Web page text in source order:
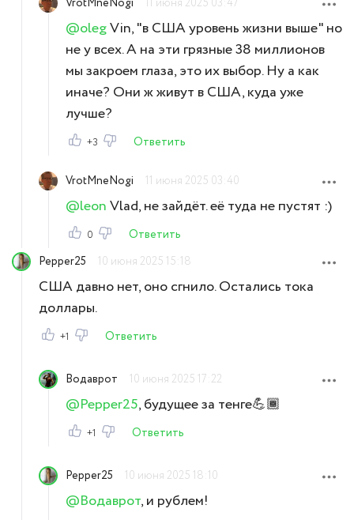
@olegVin, "в США уровень жизни выше" но
не у всех. А на эти грязные 38 миллионов
мы закроем глаза, это их выбор. Ну а как
иначе? Они ж живут в США, куда уже
лучше?
+3 Ответить
VrotMneNogi 11 июня 2025 03:40
@leonVlad, не зайдёт. её туда не пустят :)
0
Ответить
Pepper25
10 июня 2025 15:18
США давно нет, оно сгнило. Остались тока
доллары.
+1 Ответить
Водаврот 10 июня 2025 17:22
@Pepper25, будущее за тенге💪🏾
+1 Ответить
Pepper25 10 июня 2025 18:10
@Водаврот, и рублем!